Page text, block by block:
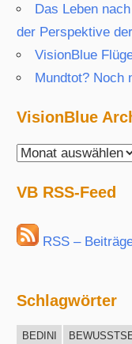
Das Leben
der Perspektive
VisionBlue
Mundtot? Noch
VisionBlue
VisionBlue
VB RSS-Feed
RSS –
Schlagwörter
BEDINI